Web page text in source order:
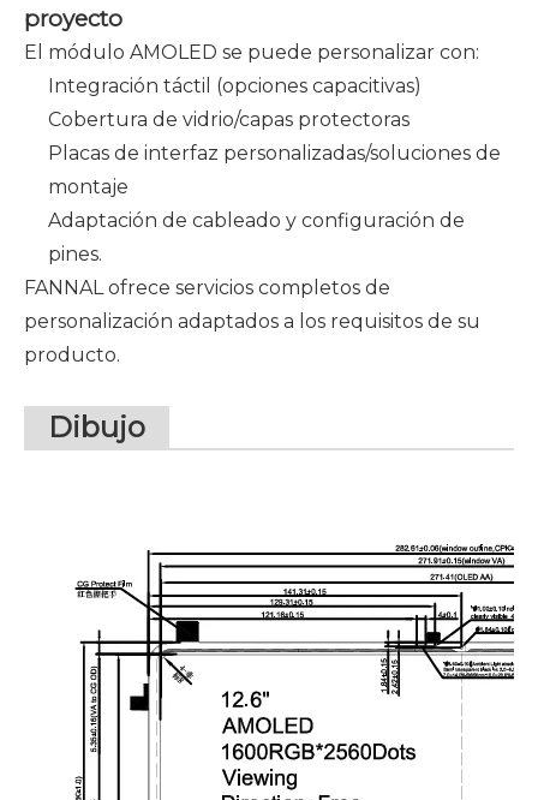
proyecto
El módulo AMOLED se puede personalizar con:
Integración táctil (opciones capacitivas)
Cobertura de vidrio/capas protectoras
Placas de interfaz personalizadas/soluciones de
montaje
Adaptación de cableado y configuración de
pines.
FANNAL ofrece servicios completos de
personalización adaptados a los requisitos de su
producto.
Dibujo